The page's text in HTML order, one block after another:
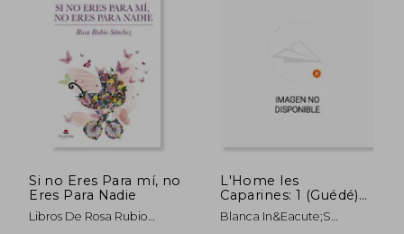
Si no Eres Para mí, no
Eres Para Nadie
Libros De Rosa Rubio
L'Home les
Caparines: 1 (Guédé)
(en Asturian)
Blanca In&Eacute;S